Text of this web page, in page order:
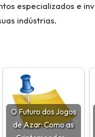
especializados e
indústrias.
O Futuro dos Jogos
de Azar: Como as